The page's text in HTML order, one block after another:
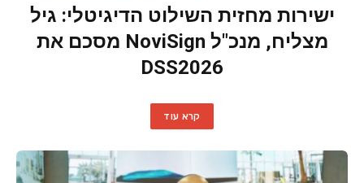
ישירות מחזית השילוט הדיגיטלי: גיל
מצליח, מנכ"ל NoviSign מסכם את
DSS2026
קרא עוד